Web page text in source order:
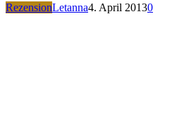
RezensionLetanna4. April 20130